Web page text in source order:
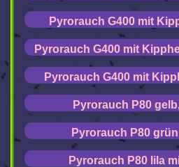
Pyrorauch G400 mit
Pyrorauch G400 mit
Pyrorauch G400 mit
Pyrorauch P80
Pyrorauch P80
Pyrorauch P80 lila